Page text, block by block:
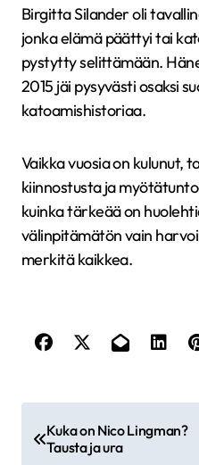
Birgitta Silander oli
jonka elämä päättyi tai
pystytty selittämään.
2015 jäi pysyvästi osaksi
katoamishistoriaa.
Vaikka vuosia on kulunut,
kiinnostusta ja
kuinka tärkeää on
välinpitämätön vain
merkitä kaikkea.
Kuka on Nico Lingman?
Tausta ja ura